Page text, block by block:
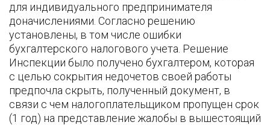
для индивидуального предпринимателя
доначислениями. Согласно решению
установлены, в том числе ошибки
бухгалтерского налогового учета. Решение
Инспекции было получено бухгалтером, которая
с целью сокрытия недочетов своей работы
предпочла скрыть, полученный документ, в
связи с чем налогоплательщиком пропущен срок
(1 год) на представление жалобы в вышестоящий